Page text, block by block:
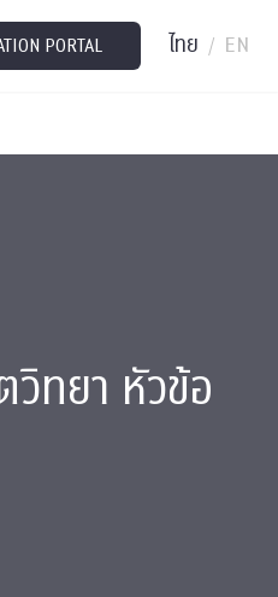
PORTAL ไทย / EN
วิทยา หัวข้อ